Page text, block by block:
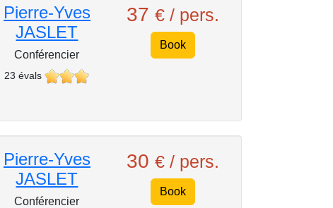
Pierre-Yves
JASLET
Conférencier
23 évals
37€ / pers.
Book
Pierre-Yves
JASLET
Conférencier
30€ / pers.
Book